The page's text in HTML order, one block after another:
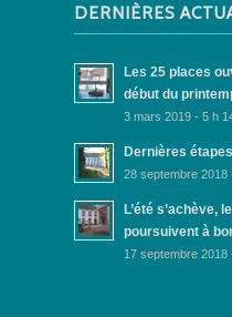
DERNIÈRES
Les 25 places
début du
3 mars 2019 - 5 h
Dernières
28 septembre 2018
L’été s’achève,
poursuivent à
17 septembre 2018